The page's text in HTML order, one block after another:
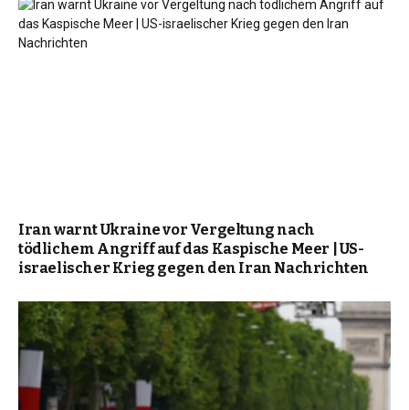
Iran warnt Ukraine vor Vergeltung nach
tödlichem Angriff auf das Kaspische Meer | US-
israelischer Krieg gegen den Iran Nachrichten